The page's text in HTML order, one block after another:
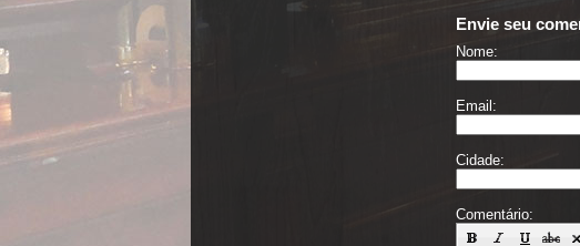
Envie seu
Nome:
Email:
Cidade:
Comentário: